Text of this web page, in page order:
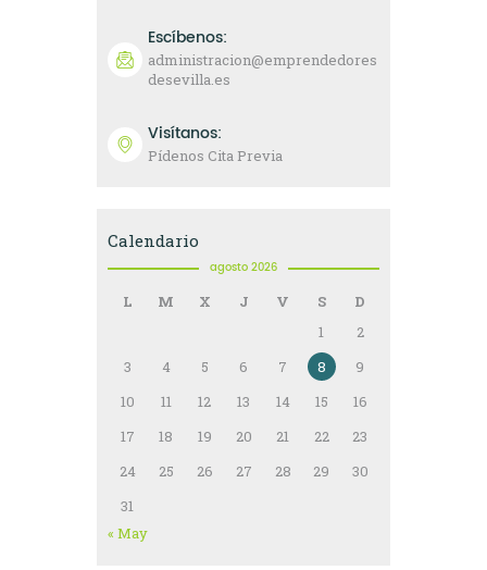
Escíbenos:
administracion@emprendedores
desevilla.es
Visítanos:
Pídenos Cita Previa
Calendario
agosto 2026
L M X J V S
D
1
2
3
4 5 6 7 8
9
10
11 12 13 14 15
16
17
18 19 20 21 22
23
24
25 26 27 28 29
30
31
« May